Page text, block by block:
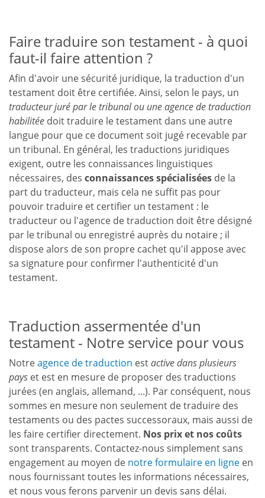
Faire traduire son testament - à quoi
faut-il faire attention ?
Afin d'avoir une sécurité juridique, la traduction d'un
testament doit être certifiée. Ainsi, selon le pays, un
traducteur juré par le tribunal ou une agence de traduction
habilitée doit traduire le testament dans une autre
langue pour que ce document soit jugé recevable par
un tribunal. En général, les traductions juridiques
exigent, outre les connaissances linguistiques
nécessaires, des connaissances spécialisées de la
part du traducteur, mais cela ne suffit pas pour
pouvoir traduire et certifier un testament : le
traducteur ou l'agence de traduction doit être désigné
par le tribunal ou enregistré auprès du notaire ; il
dispose alors de son propre cachet qu'il appose avec
sa signature pour confirmer l'authenticité d'un
testament.
Traduction assermentée d'un
testament - Notre service pour vous
Notreagence de traduction estactive dans plusieurs
pays et est en mesure de proposer des traductions
jurées (en anglais, allemand, ...). Par conséquent, nous
sommes en mesure non seulement de traduire des
testaments ou des pactes successoraux, mais aussi de
les faire certifier directement. Nos prix et nos coûts
sont transparents. Contactez-nous simplement sans
engagement au moyen de notre formulaire en ligne en
nous fournissant toutes les informations nécessaires,
et nous vous ferons parvenir un devis sans délai.